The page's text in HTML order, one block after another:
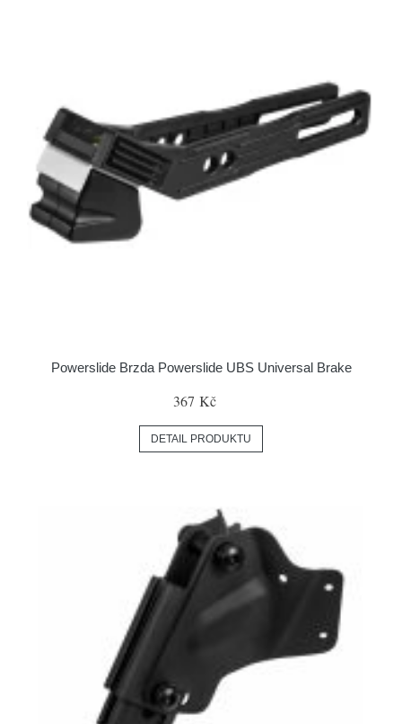
Powerslide Brzda Powerslide UBS Universal Brake
367 Kč
DETAIL PRODUKTU